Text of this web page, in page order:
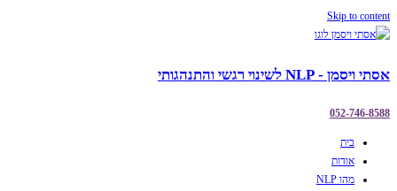
Skip to content
אסתי ויסמן - NLP לשינוי רגשי והתנהגותי
052-746-8588
בית
אודות
מהו NLP